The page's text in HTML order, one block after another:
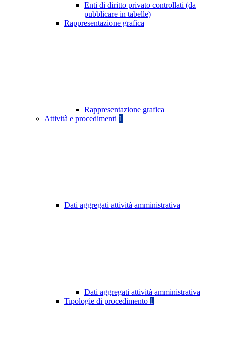
Enti di diritto privato controllati (da
pubblicare in tabelle)
Rappresentazione grafica
Rappresentazione grafica
Attività e procedimenti 1
Dati aggregati attività amministrativa
Dati aggregati attività amministrativa
Tipologie di procedimento 1